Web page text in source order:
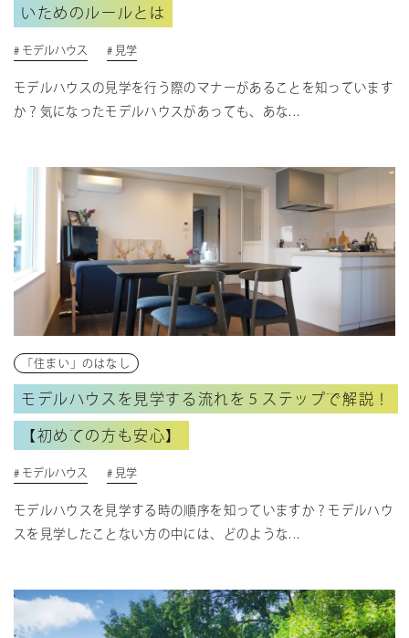
CONTACT お問い合わせ
DICTIONARY
UNIGURA QOLを高める暮らしのアイディア
VOICE
CONTACT お問い合わせ
実例集 間取り集
いためのルールとは
# モデルハウス # 見学
モデルハウスの見学を行う際のマナーがあることを知っています
か？気になったモデルハウスがあっても、あな...
「住まい」のはなし
モデルハウスを見学する流れを５ステップで解説！
【初めての方も安心】
# モデルハウス # 見学
モデルハウスを見学する時の順序を知っていますか？モデルハウ
スを見学したことない方の中には、どのような...